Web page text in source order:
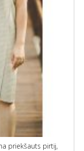
priekšauts pirtij,